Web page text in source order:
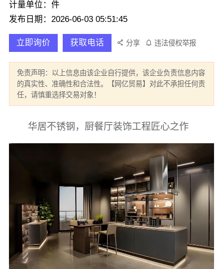
计量单位：件
发布日期：2026-06-03 05:51:45
立即询价 获取电话 分享 违法侵权举报
免责声明：以上信息由该企业自行提供，该企业负责信息内容
的真实性、准确性和合法性。【网亿贸易】对此不承担任何责
任，请慎重选择交易对象！
华居不锈钢，厨餐厅装饰工程匠心之作